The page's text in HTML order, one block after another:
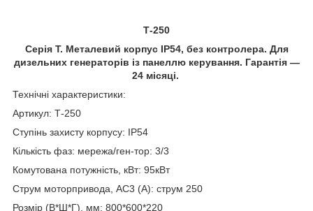
Т-250
Серія Т. Металевий корпус IP54, без контролера. Для
дизельних генераторів із панеллю керування. Гарантія —
24 місяці.
Технічні характеристики:
Артикул: Т-250
Ступінь захисту корпусу: IP54
Кількість фаз: мережа/ген-тор: 3/3
Комутована потужність, кВт: 95кВт
Струм моторпривода, АС3 (А): струм 250
Розмір (В*Ш*Г), мм: 800*600*220